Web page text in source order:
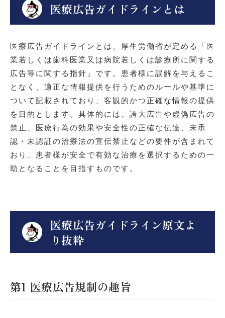
医療広告ガイドラインとは
医療広告ガイドラインとは、厚生労働省が定める「医
業若しくは歯科医業又は病院若しくは診療所に関する
広告等に関する指針」です。患者様に誤解を与えるこ
となく、適正な情報提供を行うためのルールや基準に
ついて記載されており、客観的かつ正確な情報の提供
を目的とします。具体的には、誇大広告や虚偽広告の
禁止、医療行為の効果や安全性の正確な伝達、未承
認・未認証の治療法の宣伝禁止などの要件が含まれて
おり、患者様が安全で有効な治療を選択するための一
助となることを目指すものです。
医療広告ガイドライン原文よ
り抜粋
第1 医療広告規制の趣旨